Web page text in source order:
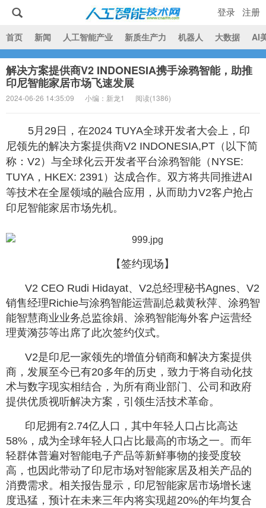
人工智能技术网
首页 新闻 人工智能产业 新质生产力 机器人 大数据 AI
登录 注册
解决方案提供商V2 INDONESIA携手涂鸦智能，助推
印尼智能家居市场飞速发展
2024-06-26 14:35:09 小编：新龙1 阅读(1386)
5月29日，在2024 TUYA全球开发者大会上，印
尼领先的解决方案提供商V2 INDONESIA,PT（以下简
称：V2）与全球化云开发者平台涂鸦智能（NYSE:
TUYA，HKEX: 2391）达成合作。双方将共同推进AI
等技术在全屋领域的融合应用，从而助力V2客户抢占
印尼智能家居市场先机。
【签约现场】
V2 CEO Rudi Hidayat、V2总经理秘书Agnes、V2
销售经理Richie与涂鸦智能运营副总裁黄秋萍、涂鸦智
能智慧商业业务总监徐娟、涂鸦智能海外客户运营经
理黄漪莎等出席了此次签约仪式。
V2是印尼一家领先的增值分销商和解决方案提供
商，发展至今已有20多年的历史，致力于将自动化技
术与数字现实相结合，为所有商业部门、公司和政府
提供优质视听解决方案，引领生活技术革命。
印尼拥有2.74亿人口，其中年轻人口占比高达
58%，成为全球年轻人口占比最高的市场之一。而年
轻群体普遍对智能电子产品等新鲜事物的接受度较
高，也因此带动了印尼市场对智能家居及相关产品的
消费需求。相关报告显示，印尼智能家居市场增长速
度迅猛，预计在未来三年内将实现超20%的年均复合